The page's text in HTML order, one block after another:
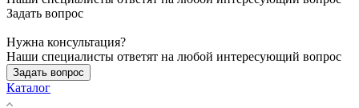
Задать вопрос
Нужна консультация?
Наши специалисты ответят на любой интересующий вопрос
Задать вопрос
Каталог